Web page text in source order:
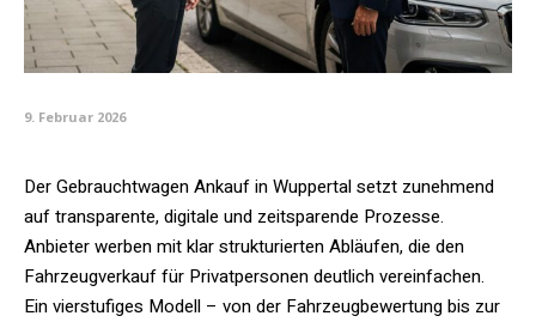
9. Februar 2026
Der Gebrauchtwagen Ankauf in Wuppertal setzt zunehmend
auf transparente, digitale und zeitsparende Prozesse.
Anbieter werben mit klar strukturierten Abläufen, die den
Fahrzeugverkauf für Privatpersonen deutlich vereinfachen.
Ein vierstufiges Modell – von der Fahrzeugbewertung bis zur